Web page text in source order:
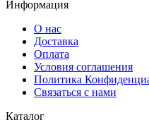
Информация
О нас
Доставка
Оплата
Условия соглашения
Политика
Связаться с нами
Каталог